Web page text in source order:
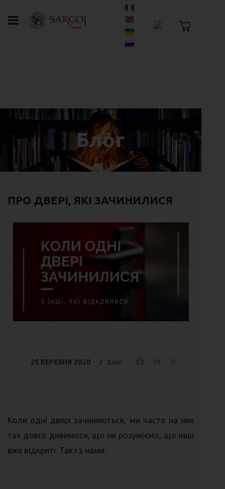
Оберіть свою мову
Блог
ПРО ДВЕРІ, ЯКІ ЗАЧИНИЛИСЯ
Блог
25 БЕРЕЗНЯ 2020
Коли одні двері зачиняються, ми часто на них
так довго дивимося, що не розуміємо, що інші
вже відкриті. Так і з нами.